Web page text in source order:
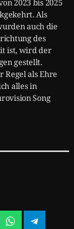
2023 bis 2025
Als
auch die
des
ist, wird der
gestellt.
als Ehre
alles in
Song